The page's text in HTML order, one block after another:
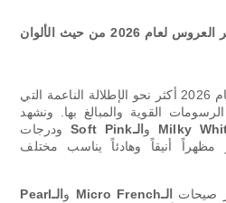
بدايةً، ما هي صيحات أظافر العروس لعام 2026 من حيث الألوان
تتجه موضة أظافر العروس لعام 2026 أكثر نحو الإطلالة الناعمة التي
القوية والمبالغ بها. ونشهد
و الـSoft Pink
ودرجات
مظهراً أنيقاً وهادئاً يناسب مختلف
صيحات الـMicro French و
الـPearl